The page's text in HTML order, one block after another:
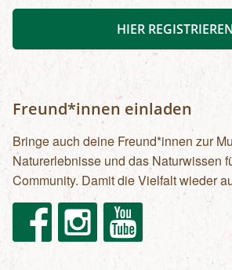
HIER REGISTRIEREN
Freund*innen einladen
Bringe auch deine Freund*innen zur
Naturerlebnisse und das Naturwissen
Community. Damit die Vielfalt wieder
FacebookInstagram Youtube